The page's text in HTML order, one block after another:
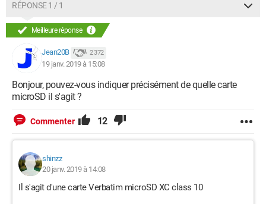
RÉPONSE 1 / 1
Meilleure réponse
Jean20B 2 372
19 janv. 2019 à 15:08
Bonjour, pouvez-vous indiquer précisément de quelle carte
microSD il s'agit ?
Commenter 12
shinzz
20 janv. 2019 à 14:08
Il s'agit d'une carte Verbatim microSD XC class 10